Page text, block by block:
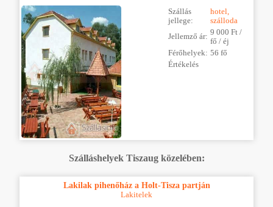
Szállás
jellege:
hotel,
szálloda
Jellemző ár: 9 000 Ft /
fő / éj
Férőhelyek: 56 fő
Értékelés
Szálláshelyek Tiszaug közelében:
Lakilak pihenőház a Holt-Tisza partján
Lakitelek